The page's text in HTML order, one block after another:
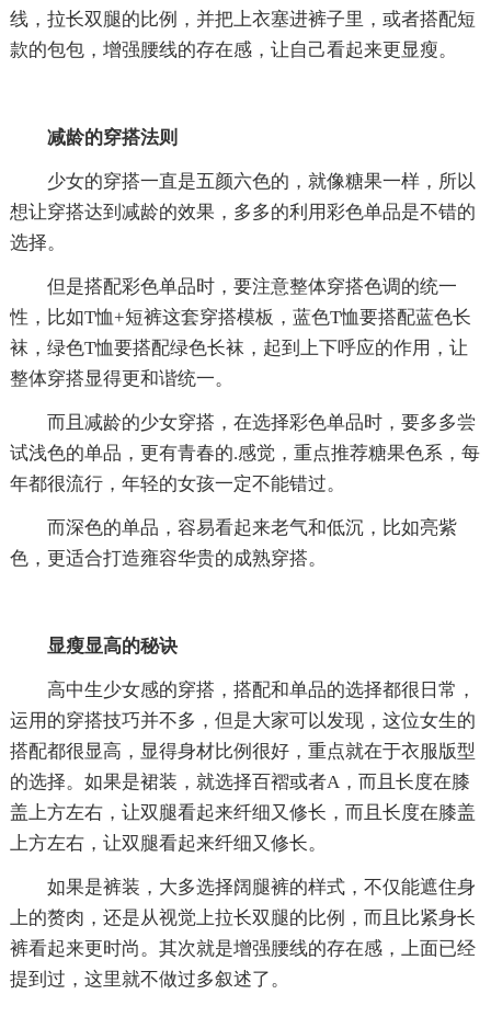
线，拉长双腿的比例，并把上衣塞进裤子里，或者搭配短
款的包包，增强腰线的存在感，让自己看起来更显瘦。
减龄的穿搭法则
少女的穿搭一直是五颜六色的，就像糖果一样，所以
想让穿搭达到减龄的效果，多多的利用彩色单品是不错的
选择。
但是搭配彩色单品时，要注意整体穿搭色调的统一
性，比如T恤+短裤这套穿搭模板，蓝色T恤要搭配蓝色长
袜，绿色T恤要搭配绿色长袜，起到上下呼应的作用，让
整体穿搭显得更和谐统一。
而且减龄的少女穿搭，在选择彩色单品时，要多多尝
试浅色的单品，更有青春的.感觉，重点推荐糖果色系，每
年都很流行，年轻的女孩一定不能错过。
而深色的单品，容易看起来老气和低沉，比如亮紫
色，更适合打造雍容华贵的成熟穿搭。
显瘦显高的秘诀
高中生少女感的穿搭，搭配和单品的选择都很日常，
运用的穿搭技巧并不多，但是大家可以发现，这位女生的
搭配都很显高，显得身材比例很好，重点就在于衣服版型
的选择。如果是裙装，就选择百褶或者A，而且长度在膝
盖上方左右，让双腿看起来纤细又修长，而且长度在膝盖
上方左右，让双腿看起来纤细又修长。
如果是裤装，大多选择阔腿裤的样式，不仅能遮住身
上的赘肉，还是从视觉上拉长双腿的比例，而且比紧身长
裤看起来更时尚。其次就是增强腰线的存在感，上面已经
提到过，这里就不做过多叙述了。